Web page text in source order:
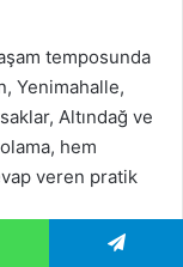
temposunda
Yenimahalle,
Altındağ ve
hem
veren pratik